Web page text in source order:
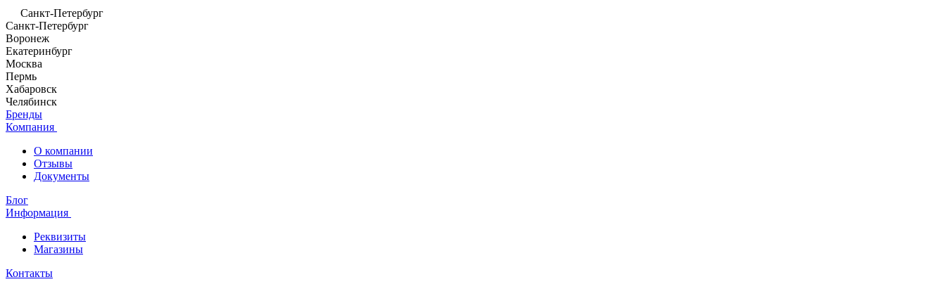
Санкт-Петербург
Санкт-Петербург
Воронеж
Екатеринбург
Москва
Пермь
Хабаровск
Челябинск
Бренды
Компания
О компании
Отзывы
Документы
Блог
Информация
Реквизиты
Магазины
Контакты